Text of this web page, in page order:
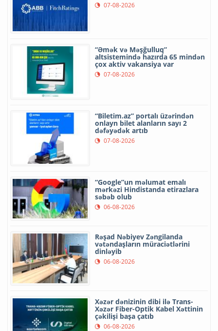
07-08-2026
“Əmək və Məşğulluq”
altsistemində hazırda 65 mindən
çox aktiv vakansiya var
07-08-2026
“Biletim.az” portalı üzərindən
onlayn bilet alanların sayı 2
dəfəyədək artıb
07-08-2026
“Google”un məlumat emalı
mərkəzi Hindistanda etirazlara
səbəb olub
06-08-2026
Rəşad Nəbiyev Zəngilanda
vətəndaşların müraciətlərini
dinləyib
06-08-2026
Xəzər dənizinin dibi ilə Trans-
Xəzər Fiber-Optik Kabel Xəttinin
çəkilişi başa çatıb
06-08-2026